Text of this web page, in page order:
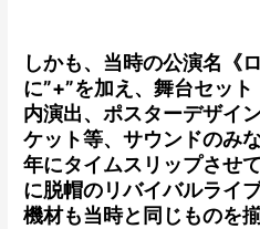
しかも、当時の公演名《
に”+”を加え、舞台セッ
内演出、ポスターデザイ
ケット等、サウンドのみ
年にタイムスリップさせ
に脱帽のリバイバルライ
機材も当時と同じものを